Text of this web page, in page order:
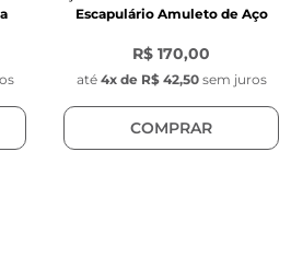
Escapulário Amuleto de Aço
R$ 170,00
até 4x de R$ 42,50 sem juros
COMPRAR